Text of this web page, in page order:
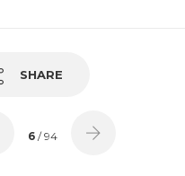
SHARE
6 / 94